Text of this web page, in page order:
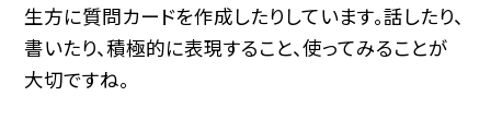
生方に質問カードを作成したりしています。話したり、
書いたり、積極的に表現すること、使ってみることが
大切ですね。